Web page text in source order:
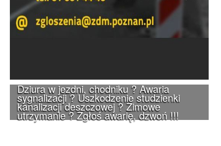
Dziura w jezdni, chodniku ? Awaria
sygnalizacji ? Uszkodzenie studzienki
kanalizacji deszczowej ? Zimowe
utrzymanie ? Zgłoś awarię, dzwoń !!!